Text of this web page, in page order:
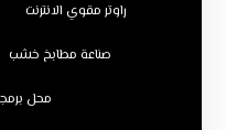
راوتر مقوي الانترنت
صناعة مطابخ خشب
محل